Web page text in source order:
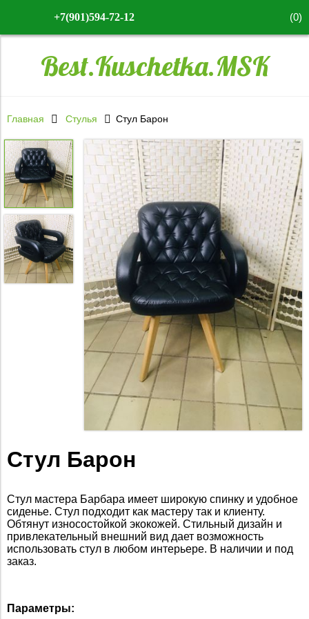
+7(901)594-72-12 (0)
Best.Kuschetka.MSK
Главная Стулья Стул Барон
Стул Барон
Стул мастера Барбара имеет широкую спинку и удобное
сиденье. Стул подходит как мастеру так и клиенту.
Обтянут износостойкой экокожей. Стильный дизайн и
привлекательный внешний вид дает возможность
использовать стул в любом интерьере. В наличии и под
заказ.
Параметры: